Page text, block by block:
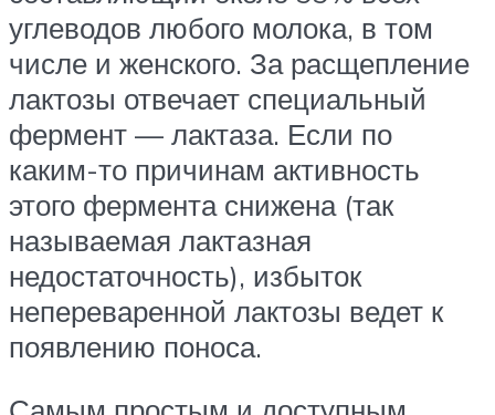
углеводов любого молока, в том
числе и женского. За расщепление
лактозы отвечает специальный
фермент — лактаза. Если по
каким-то причинам активность
этого фермента снижена (так
называемая лактазная
недостаточность), избыток
непереваренной лактозы ведет к
появлению поноса.